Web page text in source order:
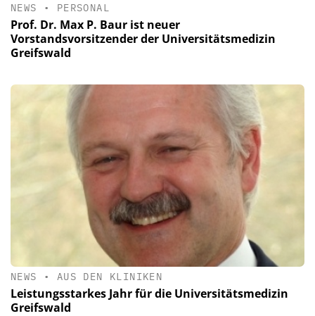
NEWS • PERSONAL
Prof. Dr. Max P. Baur ist neuer
Vorstandsvorsitzender der Universitätsmedizin
Greifswald
NEWS • AUS DEN KLINIKEN
Leistungsstarkes Jahr für die Universitätsmedizin
Greifswald